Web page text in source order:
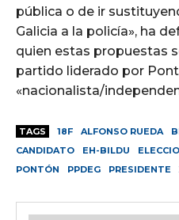
pública o de ir
Galicia a la policía», ha
quien estas propuestas
partido liderado por
«nacionalista/
TAGS 18F ALFONSO RUEDA
CANDIDATO
EH-BILDU
PONTÓN
PPDEG PRESIDENTE